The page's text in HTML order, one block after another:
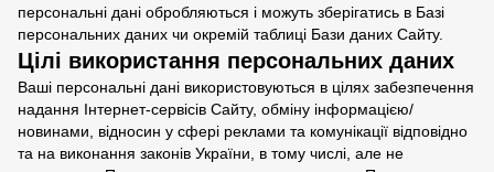
персональні дані обробляються і можуть зберігатись в Базі
персональних даних чи окремій таблиці Бази даних Сайту.
Цілі використання персональних даних
Ваші персональні дані використовуються в цілях забезпечення
надання Інтернет-сервісів Сайту, обміну інформацією/
новинами, відносин у сфері реклами та комунікації відповідно
та на виконання законів України, в тому числі, але не